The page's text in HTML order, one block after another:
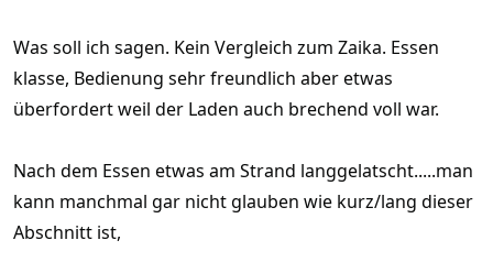
Was soll ich sagen. Kein Vergleich zum Zaika. Essen
klasse, Bedienung sehr freundlich aber etwas
überfordert weil der Laden auch brechend voll war.
Nach dem Essen etwas am Strand langgelatscht.....man
kann manchmal gar nicht glauben wie kurz/lang dieser
Abschnitt ist,